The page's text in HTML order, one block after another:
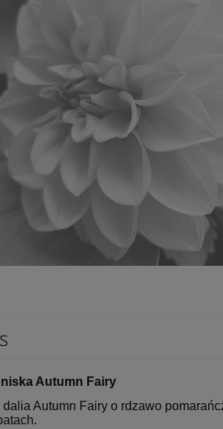
niska Autumn Fairy
dalia Autumn Fairy o rdzawo